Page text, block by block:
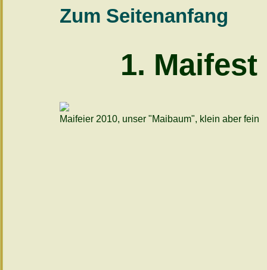
Zum Seitenanfang
1. Maifest
Maifeier 2010, unser "Maibaum", klein aber fein